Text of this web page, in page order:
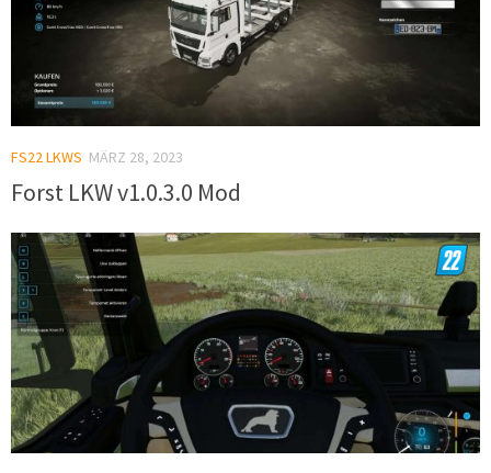
FS22 LKWS MÄRZ 28, 2023
Forst LKW v1.0.3.0 Mod